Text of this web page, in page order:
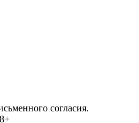
согласия.